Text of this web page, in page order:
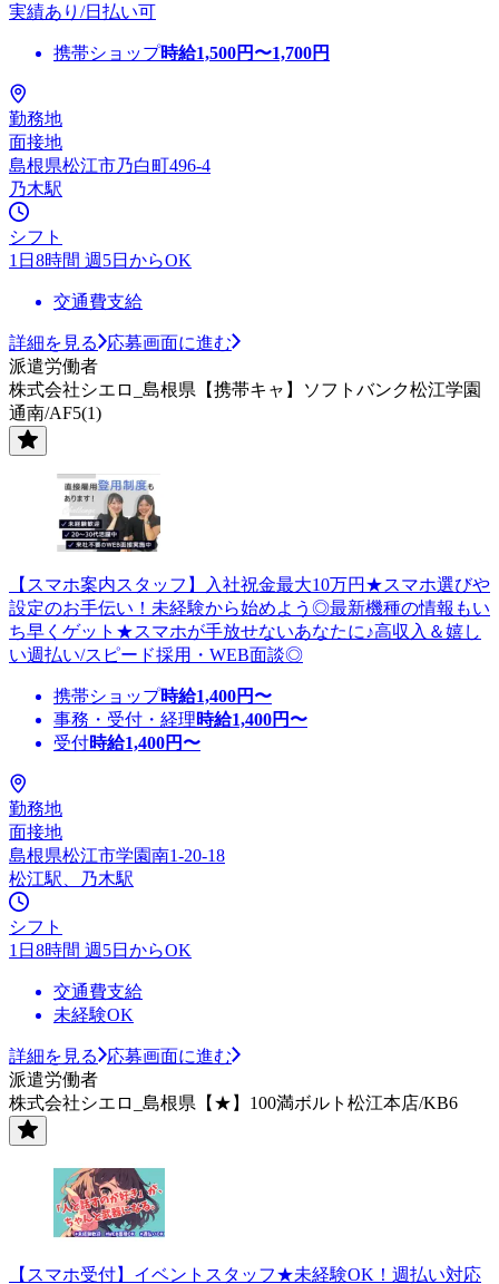
実績あり/日払い可
携帯ショップ時給1,500円〜1,700円
勤務地
面接地
島根県松江市乃白町496-4
乃木駅
シフト
1日8時間 週5日からOK
交通費支給
詳細を見る
応募画面に進む
派遣労働者
株式会社シエロ_島根県【携帯キャ】ソフトバンク松江学園
通南/AF5(1)
【スマホ案内スタッフ】入社祝金最大10万円★スマホ選びや
設定のお手伝い！未経験から始めよう◎最新機種の情報もい
ち早くゲット★スマホが手放せないあなたに♪高収入＆嬉し
い週払い/スピード採用・WEB面談◎
携帯ショップ時給1,400円〜
事務・受付・経理時給1,400円〜
受付時給1,400円〜
勤務地
面接地
島根県松江市学園南1-20-18
松江駅、乃木駅
シフト
1日8時間 週5日からOK
交通費支給
未経験OK
詳細を見る
応募画面に進む
派遣労働者
株式会社シエロ_島根県【★】100満ボルト松江本店/KB6
【スマホ受付】イベントスタッフ★未経験OK！週払い対応